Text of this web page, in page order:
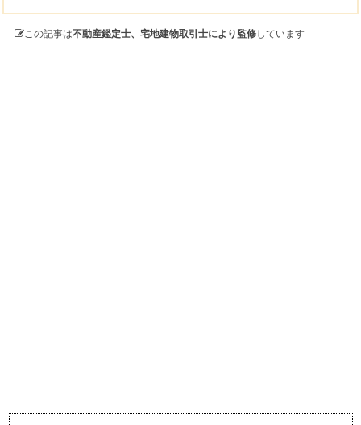
この記事は不動産鑑定士、宅地建物取引士により監修しています